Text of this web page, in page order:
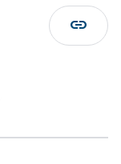
link